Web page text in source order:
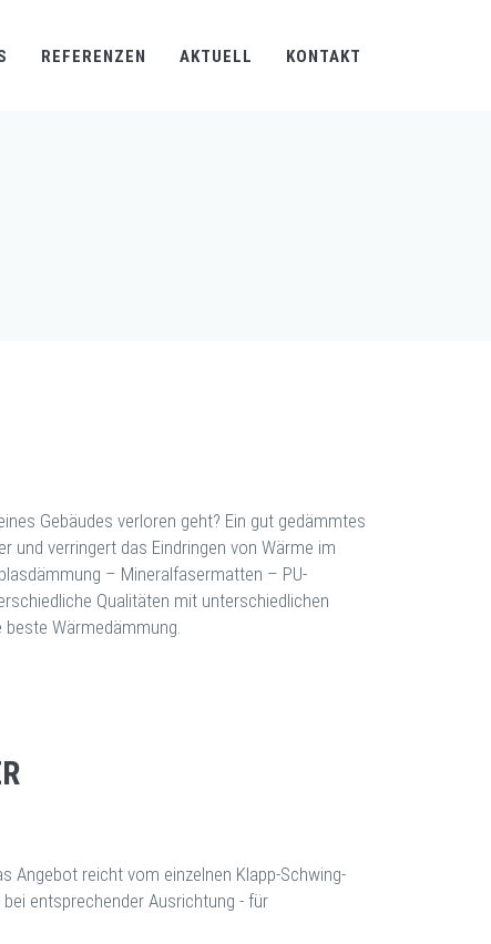
REFERENZEN AKTUELL KONTAKT
Gebäudes verloren geht? Ein gut gedämmtes
und verringert das Eindringen von Wärme im
– Mineralfasermatten – PU-
Qualitäten mit unterschiedlichen
Wärmedämmung.
Angebot reicht vom einzelnen Klapp-Schwing-
entsprechender Ausrichtung - für